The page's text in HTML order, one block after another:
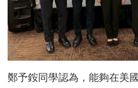
鄭予銨同學認為，能夠在美